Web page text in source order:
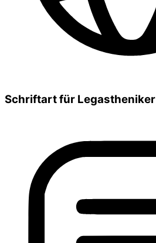
Schriftart für Legastheniker